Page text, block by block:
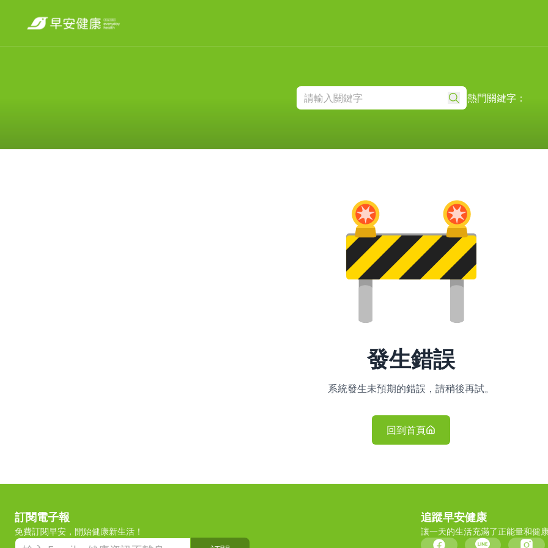
熱門關鍵字：
發生錯誤
系統發生未預期的錯誤，請稍後再試。
回到首頁
訂閱電子報
免費訂閱早安，開始健康新生活！
追蹤早安健康
讓一天的生活充滿了正能量和健